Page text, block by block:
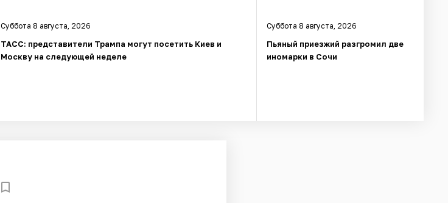
Суббота 8 августа, 2026
ТАСС: представители Трампа могут посетить Киев и
Москву на следующей неделе
Суббота 8 августа, 2026
Пьяный приезжий разгромил две
иномарки в Сочи